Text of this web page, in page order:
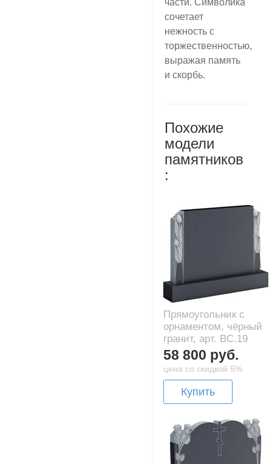
части. Символика
сочетает
нежность с
торжественностью,
выражая память
и скорбь.
Похожие
модели
памятников
:
Прямоугольник с
орнаментом, чёрный
гранит, арт. BC.19
58 800 руб.
цена со скидкой 5%
Купить